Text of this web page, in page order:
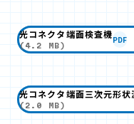
光コネクタ端面検査機
(4.2 MB)
PDF
光コネクタ端面三次元形状
(2.0 MB)